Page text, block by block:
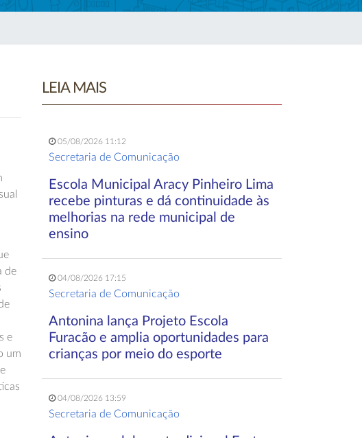
de
e
um
LEIA MAIS
05/08/2026 11:12
Secretaria de Comunicação
Escola Municipal Aracy Pinheiro Lima
recebe pinturas e dá continuidade às
melhorias na rede municipal de
ensino
04/08/2026 17:15
Secretaria de Comunicação
Antonina lança Projeto Escola
Furacão e amplia oportunidades para
crianças por meio do esporte
04/08/2026 13:59
Secretaria de Comunicação